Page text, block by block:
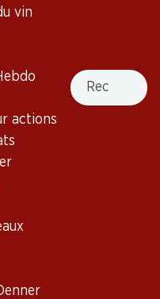
vin
actions
Recherche
75 cl